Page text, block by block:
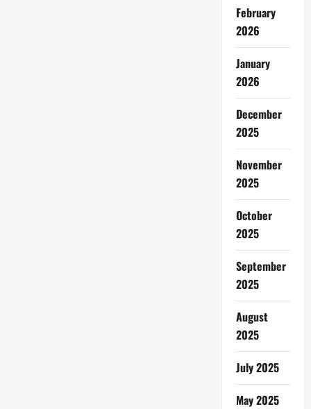
February
2026
January
2026
December
2025
November
2025
October
2025
September
2025
August
2025
July 2025
May 2025